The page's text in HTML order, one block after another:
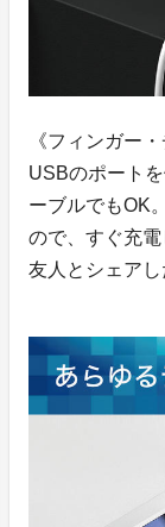
《フィンガー
USBのポート
ーブルでもOK
ので、すぐ充
友人とシェアし